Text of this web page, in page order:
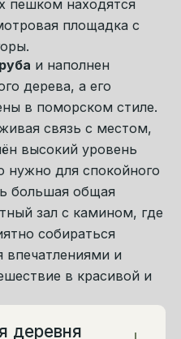
завтрака в
моря. Здесь
без суеты,
что впереди
больших
Мы
так, чтобы в нём
природа, Север как
в которое
спеша.
— место с особой